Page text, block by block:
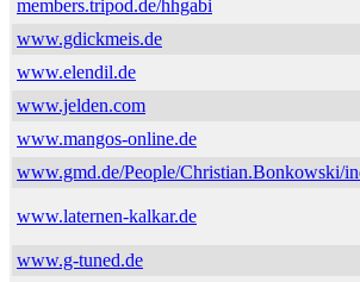
members.tripod.de/hhgabi
www.gdickmeis.de
www.elendil.de
www.jelden.com
www.mangos-online.de
www.gmd.de/People/Christian.Bonkowski/
www.laternen-kalkar.de
www.g-tuned.de